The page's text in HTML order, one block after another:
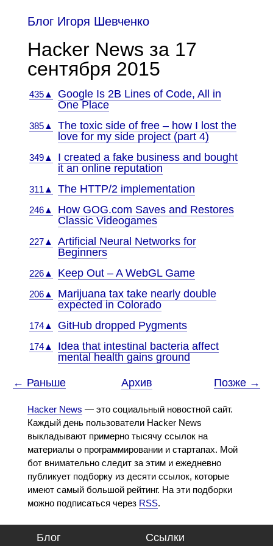
Блог Игоря Шевченко
Hacker News за 17
сентября 2015
435▲
Google Is 2B Lines of Code, All in
One Place
385▲
The toxic side of free – how I lost the
love for my side project (part 4)
349▲
I created a fake business and bought
it an online reputation
311▲ The HTTP/2 implementation
246▲
How GOG.com Saves and Restores
Classic Videogames
227▲
Artificial Neural Networks for
Beginners
226▲ Keep Out – A WebGL Game
206▲
Marijuana tax take nearly double
expected in Colorado
174▲ GitHub dropped Pygments
174▲
Idea that intestinal bacteria affect
mental health gains ground
← Раньше Архив Позже →
Hacker News — это социальный новостной сайт.
Каждый день пользователи Hacker News
выкладывают примерно тысячу ссылок на
материалы о программировании и стартапах. Мой
бот внимательно следит за этим и ежедневно
публикует подборку из десяти ссылок, которые
имеют самый большой рейтинг. На эти подборки
можно подписаться через RSS.
Блог Ссылки